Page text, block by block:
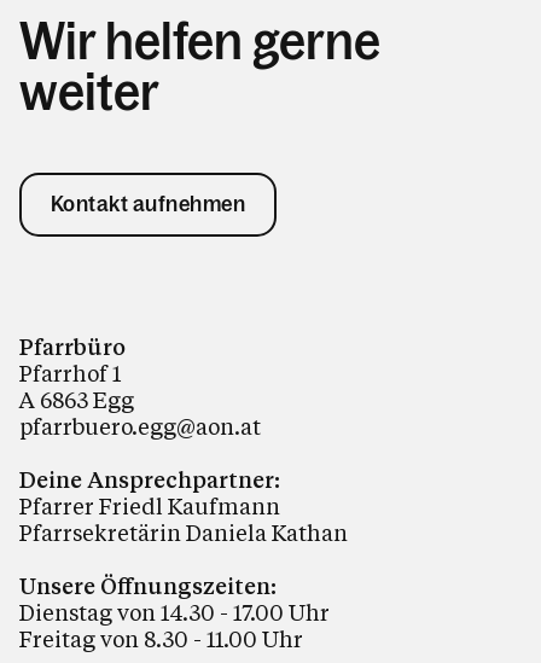
Wir helfen gerne
weiter
Kontakt aufnehmen
Pfarrbüro
Pfarrhof 1
A 6863 Egg
pfarrbuero.egg@aon.at
Deine Ansprechpartner:
Pfarrer Friedl Kaufmann
Pfarrsekretärin Daniela Kathan
Unsere Öffnungszeiten:
Dienstag von 14.30 - 17.00 Uhr
Freitag von 8.30 - 11.00 Uhr